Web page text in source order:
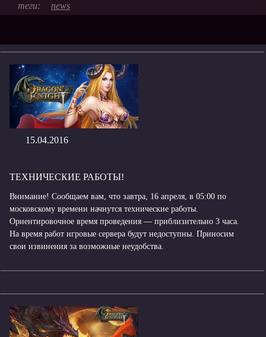
news
15.04.2016
ТЕХНИЧЕСКИЕ РАБОТЫ!
Внимание! Сообщаем вам, что завтра, 16 апреля, в 05:00 по
московскому времени начнутся технические работы.
Ориентировочное время проведения — приблизительно 3 часа.
На время работ игровые сервера будут недоступны. Приносим
свои извинения за возможные неудобства.